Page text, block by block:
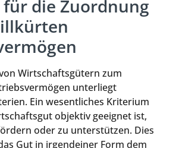
die Zuordnung
Wirtschaftsgütern zum
unterliegt
Ein wesentliches Kriterium
objektiv geeignet ist,
oder zu unterstützen. Dies
Gut in irgendeiner Form dem